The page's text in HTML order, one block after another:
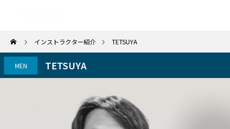
インストラクター紹介 TETSUYA
MEN TETSUYA